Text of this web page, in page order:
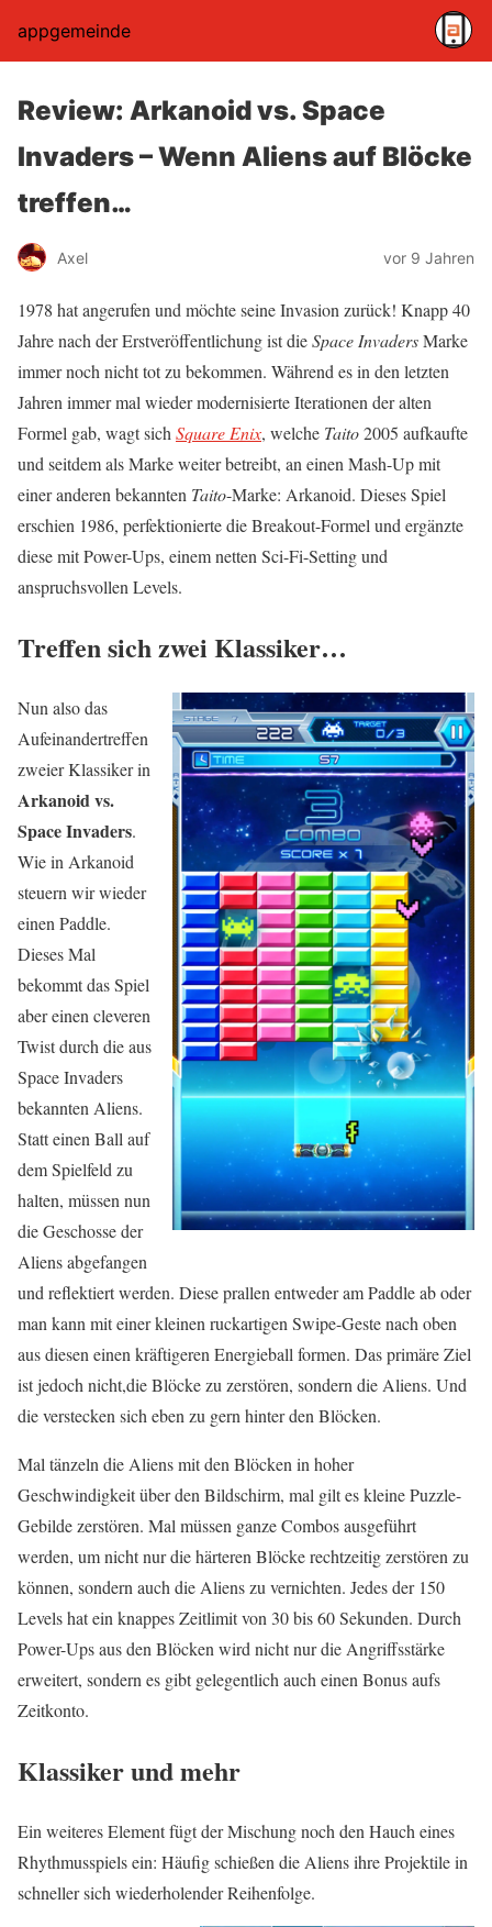
appgemeinde
Review: Arkanoid vs. Space
Invaders – Wenn Aliens auf Blöcke
treffen…
Axel vor 9 Jahren
1978 hat angerufen und möchte seine Invasion zurück! Knapp 40
Jahre nach der Erstveröffentlichung ist dieSpace InvadersMarke
immer noch nicht tot zu bekommen. Während es in den letzten
Jahren immer mal wieder modernisierte Iterationen der alten
Formel gab, wagt sich Square Enix, welche Taito2005 aufkaufte
und seitdem als Marke weiter betreibt, an einen Mash-Up mit
einer anderen bekannten Taito-Marke: Arkanoid. Dieses Spiel
erschien 1986, perfektionierte die Breakout-Formel und ergänzte
diese mit Power-Ups, einem netten Sci-Fi-Setting und
anspruchsvollen Levels.
Treffen sich zwei Klassiker…
Nun also das
Aufeinandertreffen
zweier Klassiker in
Arkanoid vs.
Space Invaders.
Wie in Arkanoid
steuern wir wieder
einen Paddle.
Dieses Mal
bekommt das Spiel
aber einen cleveren
Twist durch die aus
Space Invaders
bekannten Aliens.
Statt einen Ball auf
dem Spielfeld zu
halten, müssen nun
die Geschosse der
Aliens abgefangen
und reflektiert werden. Diese prallen entweder am Paddle ab oder
man kann mit einer kleinen ruckartigen Swipe-Geste nach oben
aus diesen einen kräftigeren Energieball formen. Das primäre Ziel
ist jedoch nicht,die Blöcke zu zerstören, sondern die Aliens. Und
die verstecken sich eben zu gern hinter den Blöcken.
Mal tänzeln die Aliens mit den Blöcken in hoher
Geschwindigkeit über den Bildschirm, mal gilt es kleine Puzzle-
Gebilde zerstören. Mal müssen ganze Combos ausgeführt
werden, um nicht nur die härteren Blöcke rechtzeitig zerstören zu
können, sondern auch die Aliens zu vernichten. Jedes der 150
Levels hat ein knappes Zeitlimit von 30 bis 60 Sekunden. Durch
Power-Ups aus den Blöcken wird nicht nur die Angriffsstärke
erweitert, sondern es gibt gelegentlich auch einen Bonus aufs
Zeitkonto.
Klassiker und mehr
Ein weiteres Element fügt der Mischung noch den Hauch eines
Rhythmusspiels ein: Häufig schießen die Aliens ihre Projektile in
schneller sich wiederholender Reihenfolge.